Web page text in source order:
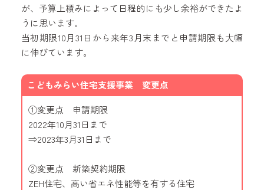
が、予算上積みによって日程的にも少し余裕ができたよ
うに思います。
当初期限10月31日から来年3月末までと申請期限も大幅
に伸びています。
こどもみらい住宅支援事業 変更点
①変更点 申請期限
2022年10月31日まで
⇒2023年3月31日まで
②変更点 新築契約期限
ZEH住宅、高い省エネ性能等を有する住宅